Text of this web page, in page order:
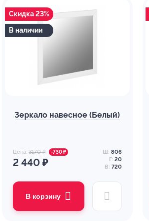
Скидка 23%
В наличии
Зеркало навесное (Белый)
Цена: 3170 ₽ -730 ₽
2 440 ₽
Ш: 806
Г: 20
В: 720
В корзину